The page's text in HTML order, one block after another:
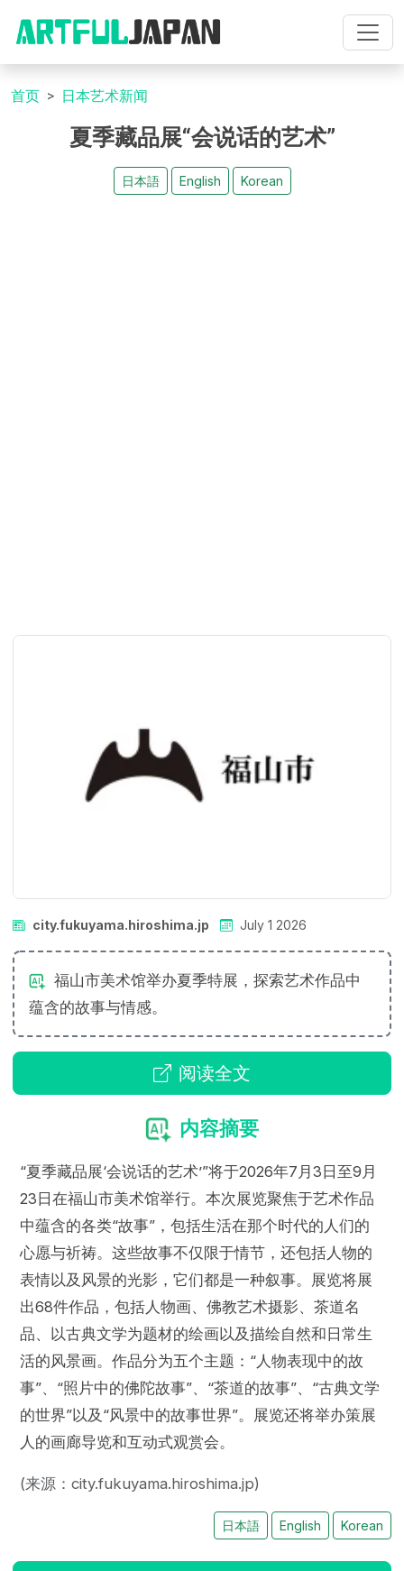
首页 日本艺术新闻
夏季藏品展“会说话的艺术”
日本語 English Korean
city.fukuyama.hiroshima.jp July 1 2026
福山市美术馆举办夏季特展，探索艺术作品中
蕴含的故事与情感。
阅读全文
内容摘要
“夏季藏品展‘会说话的艺术’”将于2026年7月3日至9月
23日在福山市美术馆举行。本次展览聚焦于艺术作品
中蕴含的各类“故事”，包括生活在那个时代的人们的
心愿与祈祷。这些故事不仅限于情节，还包括人物的
表情以及风景的光影，它们都是一种叙事。展览将展
出68件作品，包括人物画、佛教艺术摄影、茶道名
品、以古典文学为题材的绘画以及描绘自然和日常生
活的风景画。作品分为五个主题：“人物表现中的故
事”、“照片中的佛陀故事”、“茶道的故事”、“古典文学
的世界”以及“风景中的故事世界”。展览还将举办策展
人的画廊导览和互动式观赏会。
(来源：city.fukuyama.hiroshima.jp)
日本語 English Korean